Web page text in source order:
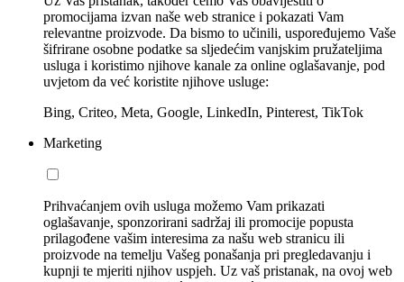
promocijama izvan naše web stranice i pokazati Vam
relevantne proizvode. Da bismo to učinili, uspoređujemo Vaše
šifrirane osobne podatke sa sljedećim vanjskim pružateljima
usluga i koristimo njihove kanale za online oglašavanje, pod
uvjetom da već koristite njihove usluge:
Bing, Criteo, Meta, Google, LinkedIn, Pinterest, TikTok
Marketing
Prihvaćanjem ovih usluga možemo Vam prikazati
oglašavanje, sponzorirani sadržaj ili promocije popusta
prilagođene vašim interesima za našu web stranicu ili
proizvode na temelju Vašeg ponašanja pri pregledavanju i
kupnji te mjeriti njihov uspjeh. Uz vaš pristanak, na ovoj web